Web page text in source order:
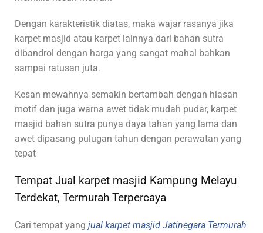
Dengan karakteristik diatas, maka wajar rasanya jika
karpet masjid atau karpet lainnya dari bahan sutra
dibandrol dengan harga yang sangat mahal bahkan
sampai ratusan juta.
Kesan mewahnya semakin bertambah dengan hiasan
motif dan juga warna awet tidak mudah pudar, karpet
masjid bahan sutra punya daya tahan yang lama dan
awet dipasang pulugan tahun dengan perawatan yang
tepat
Tempat Jual karpet masjid Kampung Melayu
Terdekat, Termurah Terpercaya
Cari tempat yang jual karpet masjid Jatinegara Termurah